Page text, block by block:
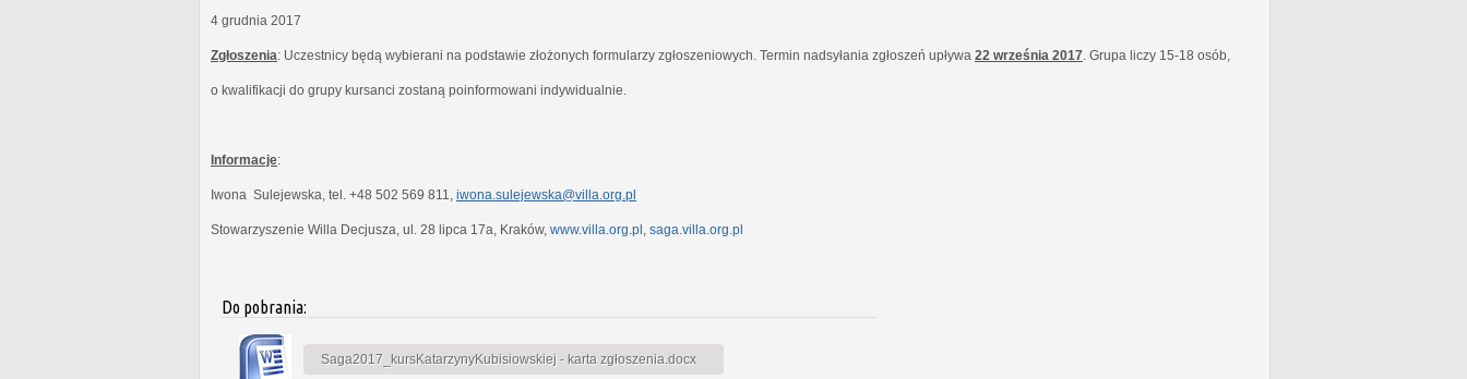
4 grudnia 2017
Zgłoszenia: Uczestnicy będą wybierani na podstawie złożonych formularzy zgłoszeniowych. Termin nadsyłania zgłoszeń upływa 22 września 2017. Grupa liczy 15-18 osób,
o kwalifikacji do grupy kursanci zostaną poinformowani indywidualnie.
Informacje:
Iwona Sulejewska, tel. +48 502 569 811, iwona.sulejewska@villa.org.pl
Stowarzyszenie Willa Decjusza, ul. 28 lipca 17a, Kraków, www.villa.org.pl , saga.villa.org.pl
Do pobrania:
Saga2017_kursKatarzynyKubisiowskiej - karta zgłoszenia.docx